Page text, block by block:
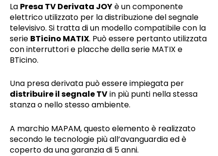
La Presa TV Derivata JOYè un componente
elettrico utilizzato per la distribuzione del segnale
televisivo. Si tratta di un modello compatibile con la
serie BTicino MATIX. Può essere pertanto utilizzata
con interruttori e placche della serie MATIX e
BTicino.
Una presa derivata può essere impiegata per
distribuire il segnale TVin più punti nella stessa
stanza o nello stesso ambiente.
A marchio MAPAM, questo elemento è realizzato
secondo le tecnologie più all’avanguardia ed è
coperto da una garanzia di 5 anni.